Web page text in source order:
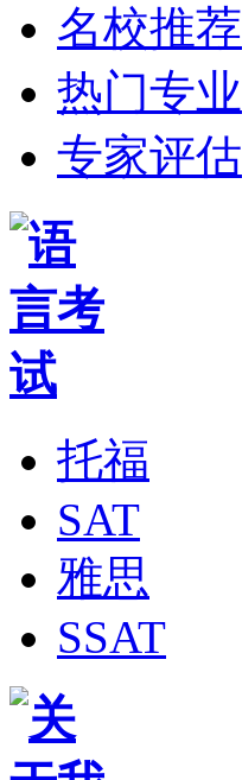
名校推荐
热门专业
专家评估
托福
SAT
雅思
SSAT